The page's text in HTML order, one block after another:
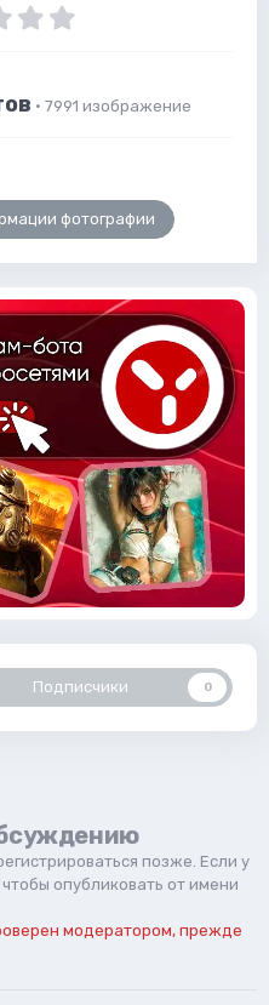
· 7991 изображение
фотографии
Подписчики 0
позже. Если у
чтобы опубликовать от имени
модератором, прежде